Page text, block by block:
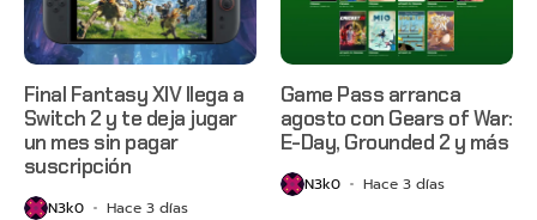
Final Fantasy XIV llega a
Switch 2 y te deja jugar
un mes sin pagar
suscripción
N3k0 Hace 3 días
Game Pass arranca
agosto con Gears of War:
E-Day, Grounded 2 y más
N3k0 Hace 3 días